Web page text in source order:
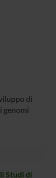
di
genomi
Studi di